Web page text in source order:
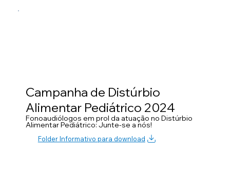
Campanha de Distúrbio
Alimentar Pediátrico 2024
Fonoaudiólogos em prol da atuação no Distúrbio
Alimentar Pediátrico: Junte-se a nós!
Folder Informativo para download